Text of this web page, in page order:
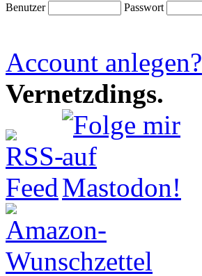
Benutzer Passwort
Account anlegen?
Vernetzdings.